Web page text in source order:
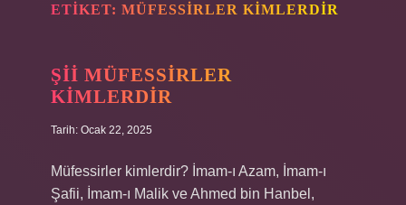
ETIKET: MÜFESSIRLER KIMLERDIR
ŞII MÜFESSIRLER
KIMLERDIR
Tarih: Ocak 22, 2025
Müfessirler kimlerdir? İmam-ı Azam, İmam-ı
Şafii, İmam-ı Malik ve Ahmed bin Hanbel,